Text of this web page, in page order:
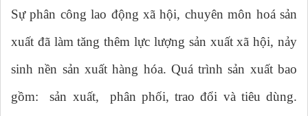
Sự phân công lao động xã hội, chuyên môn hoá sản
xuất đã làm tăng thêm lực lượng sản xuất xã hội, nảy
sinh nền sản xuất hàng hóa. Quá trình sản xuất bao
gồm: sản xuất, phân phối, trao đổi và tiêu dùng.